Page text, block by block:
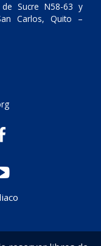
Sucre N58-63 y
Carlos, Quito –